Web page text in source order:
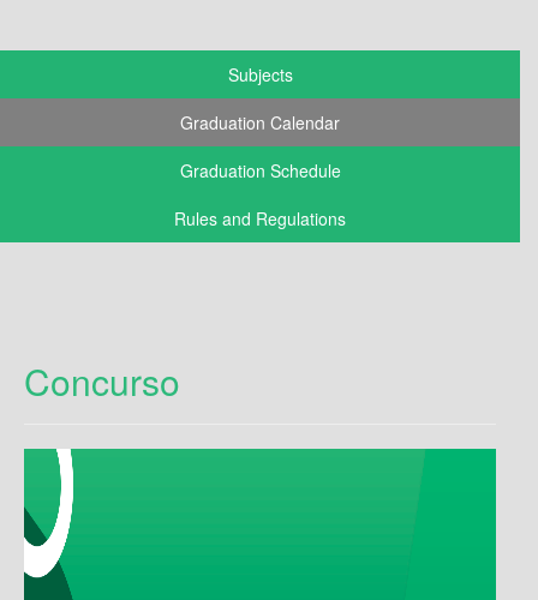
Subjects
Graduation Calendar
Graduation Schedule
Rules and Regulations
Concurso